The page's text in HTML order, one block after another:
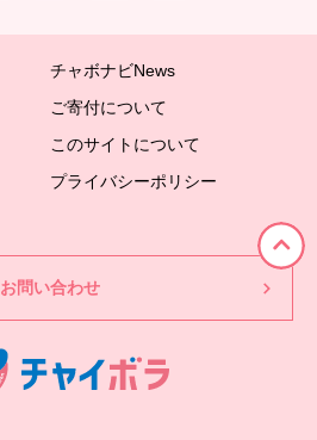
チャボナビNews
ご寄付について
このサイトについて
プライバシーポリシー
お問い合わせ